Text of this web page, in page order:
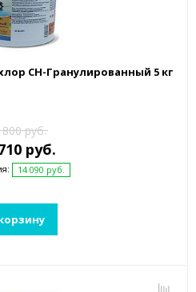
СН-Гранулированный 5 кг
руб.
руб.
14 090 руб.